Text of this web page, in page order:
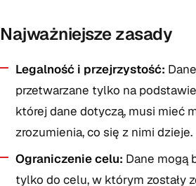
Najważniejsze zasady
Legalność i przejrzystość:
przetwarzane tylko na
której dane dotyczą, musi mieć
zrozumienia, co się z nimi dzieje.
Ograniczenie celu: Dane mogą
tylko do celu, w którym zostały